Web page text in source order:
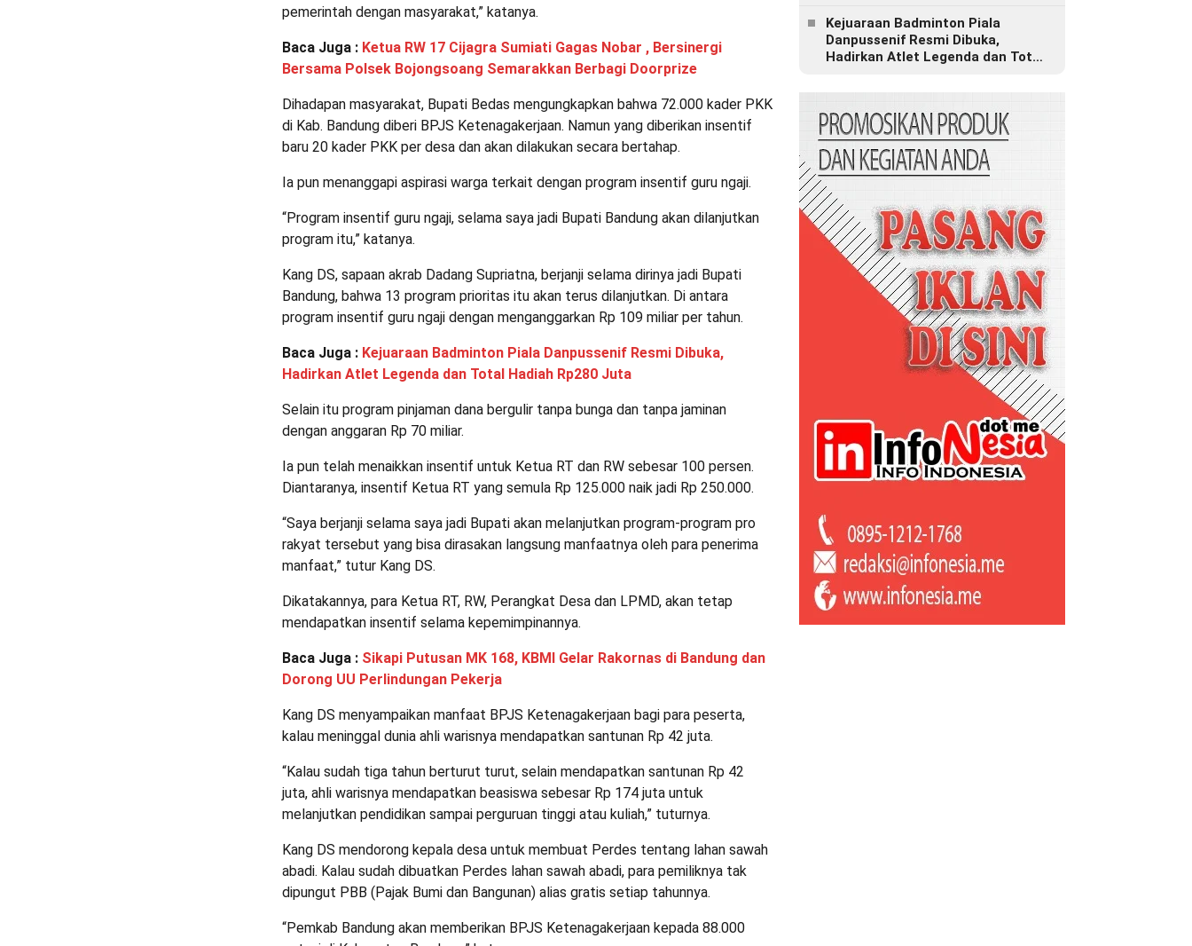
pemerintah dengan masyarakat,” katanya.
Baca Juga : Ketua RW 17 Cijagra Sumiati Gagas Nobar , Bersinergi
Bersama Polsek Bojongsoang Semarakkan Berbagi Doorprize
Dihadapan masyarakat, Bupati Bedas mengungkapkan bahwa 72.000 kader PKK
di Kab. Bandung diberi BPJS Ketenagakerjaan. Namun yang diberikan insentif
baru 20 kader PKK per desa dan akan dilakukan secara bertahap.
Ia pun menanggapi aspirasi warga terkait dengan program insentif guru ngaji.
“Program insentif guru ngaji, selama saya jadi Bupati Bandung akan dilanjutkan
program itu,” katanya.
Kang DS, sapaan akrab Dadang Supriatna, berjanji selama dirinya jadi Bupati
Bandung, bahwa 13 program prioritas itu akan terus dilanjutkan. Di antara
program insentif guru ngaji dengan menganggarkan Rp 109 miliar per tahun.
Baca Juga : Kejuaraan Badminton Piala Danpussenif Resmi Dibuka,
Hadirkan Atlet Legenda dan Total Hadiah Rp280 Juta
Selain itu program pinjaman dana bergulir tanpa bunga dan tanpa jaminan
dengan anggaran Rp 70 miliar.
Ia pun telah menaikkan insentif untuk Ketua RT dan RW sebesar 100 persen.
Diantaranya, insentif Ketua RT yang semula Rp 125.000 naik jadi Rp 250.000.
“Saya berjanji selama saya jadi Bupati akan melanjutkan program-program pro
rakyat tersebut yang bisa dirasakan langsung manfaatnya oleh para penerima
manfaat,” tutur Kang DS.
Dikatakannya, para Ketua RT, RW, Perangkat Desa dan LPMD, akan tetap
mendapatkan insentif selama kepemimpinannya.
Baca Juga : Sikapi Putusan MK 168, KBMI Gelar Rakornas di Bandung dan
Dorong UU Perlindungan Pekerja
Kang DS menyampaikan manfaat BPJS Ketenagakerjaan bagi para peserta,
kalau meninggal dunia ahli warisnya mendapatkan santunan Rp 42 juta.
“Kalau sudah tiga tahun berturut turut, selain mendapatkan santunan Rp 42
juta, ahli warisnya mendapatkan beasiswa sebesar Rp 174 juta untuk
melanjutkan pendidikan sampai perguruan tinggi atau kuliah,” tuturnya.
Kang DS mendorong kepala desa untuk membuat Perdes tentang lahan sawah
abadi. Kalau sudah dibuatkan Perdes lahan sawah abadi, para pemiliknya tak
dipungut PBB (Pajak Bumi dan Bangunan) alias gratis setiap tahunnya.
“Pemkab Bandung akan memberikan BPJS Ketenagakerjaan kepada 88.000
Kejuaraan Badminton Piala
Danpussenif Resmi Dibuka,
Hadirkan Atlet Legenda dan Total